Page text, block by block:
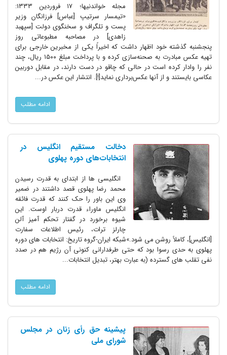
مجله خواندنیها؛ ۱۷ فروردین ۱۳۳۳:
«تیمسار سرتیپ [عباس] فرزانگان وزیر
پست و تلگراف و سخنگوی دولت [سپهبد
زاهدی] در مصاحبه مطبوعاتی روز
پنجشنبه گذشته خود اظهار داشت که اخیراً یکی از مخبرین خارجی برای
تهیه عکس مبادرت به صحنه‌سازی کرده و با پرداخت مبلغ ۱۵۰۰ ریال، چند
نفر را وادار کرده است در حالی که چاقو در دست دارند، در مقابل دوربین
عکاسی بایستند و از آنها عکس‌برداری نماید[!]. انتشار این عکس در...
ادامه مطلب
دخالت مستقیم انگلیس در
انتخابات‌های دوره پهلوی
انگلیسی ها از ابتدای به قدرت رسیدن
محمد رضا پهلوی قصد داشتند در ضمیر
وی این باور را حک کنند که قدرت فائقه
انگلیس ماوراء قدرت دربار اوست. این
شیوه برخورد در گفتار تحکم آمیز آلن
چارلز ترات، رئیس اطلاعات سفارت
[انگلیس]، کاملاً روشن می شود.»شبکه ایران-گروه تاریخ: انتخابات های دوره
پهلوی به حدی رسوا بود که حتی طرفدارانی کنونی آن رژیم هم در صدد
نفی تقلب های گسترده (به عبارت بهتر، تبدیل انتخابات...
ادامه مطلب
پیشینه حق رأی زنان در مجلس
شورای ملی